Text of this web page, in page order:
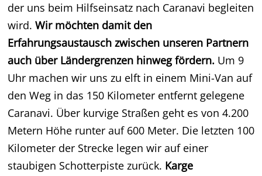
der uns beim Hilfseinsatz nach Caranavi begleiten
wird. Wir möchten damit den
Erfahrungsaustausch zwischen unseren Partnern
auch über Ländergrenzen hinweg fördern. Um 9
Uhr machen wir uns zu elft in einem Mini-Van auf
den Weg in das 150 Kilometer entfernt gelegene
Caranavi. Über kurvige Straßen geht es von 4.200
Metern Höhe runter auf 600 Meter. Die letzten 100
Kilometer der Strecke legen wir auf einer
staubigen Schotterpiste zurück. Karge